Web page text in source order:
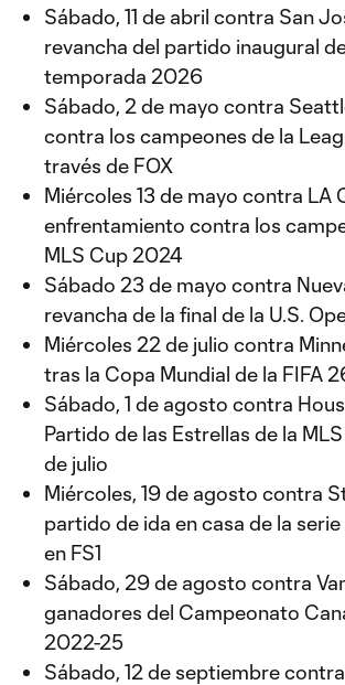
Sábado, 11 de abril contra San
revancha del partido inaugural
temporada 2026
Sábado, 2 de mayo contra
contra los campeones de la
través de FOX
Miércoles 13 de mayo contra LA
enfrentamiento contra los
MLS Cup 2024
Sábado 23 de mayo contra
revancha de la final de la U.S.
Miércoles 22 de julio contra
tras la Copa Mundial de la FIFA
Sábado, 1 de agosto contra
Partido de las Estrellas de la
de julio
Miércoles, 19 de agosto contra
partido de ida en casa de la
en FS1
Sábado, 29 de agosto contra
ganadores del Campeonato
2022-25
Sábado, 12 de septiembre